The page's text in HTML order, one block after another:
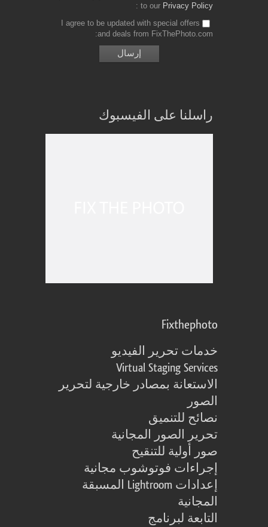
to our Privacy Policy
I agree to be updated with special offers
and deals from FixThePhoto.com
راسلنا على الفيسبوك
Fixthephoto
خدمات تحرير الفيديو
Virtual Staging Services
الاستعانة بمصادر خارجية لتحرير
الصور
نصائح للتنميق
تحرير الصور المجانية
صور أولية للتنقيح
إجراءات فوتوشوب مجانية
إعدادات Lightroom المسبقة
المجانية
التابعة لبرنامج